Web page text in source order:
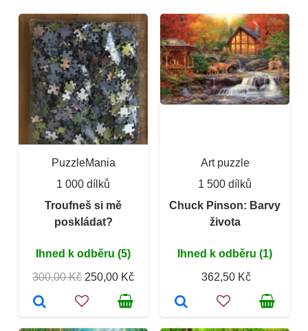
PuzzleMania
1 000 dílků
Troufneš si mě
poskládat?
Ihned k odběru (5)
300,00 Kč 250,00 Kč
Art puzzle
1 500 dílků
Chuck Pinson: Barvy
života
Ihned k odběru (1)
362,50 Kč